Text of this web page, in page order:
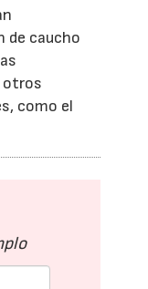
de caucho
otros
como el